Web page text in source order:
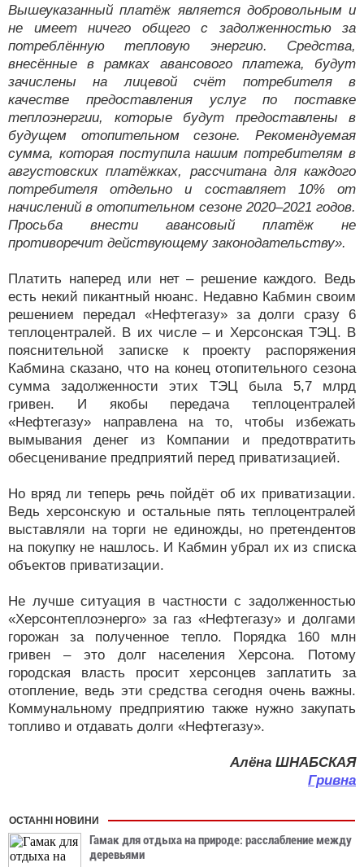
Вышеуказанный платёж является добровольным и
не имеет ничего общего с задолженностью за
потреблённую тепловую энергию. Средства,
внесённые в рамках авансового платежа, будут
зачислены на лицевой счёт потребителя в
качестве предоставления услуг по поставке
теплоэнергии, которые будут предоставлены в
будущем отопительном сезоне. Рекомендуемая
сумма, которая поступила нашим потребителям в
августовских платёжках, рассчитана для каждого
потребителя отдельно и составляет 10% от
начислений в отопительном сезоне 2020–2021 годов.
Просьба внести авансовый платёж не
противоречит действующему законодательству».
Платить наперед или нет – решение каждого. Ведь
есть некий пикантный нюанс. Недавно Кабмин своим
решением передал «Нефтегазу» за долги сразу 6
теплоцентралей. В их числе – и Херсонская ТЭЦ. В
пояснительной записке к проекту распоряжения
Кабмина сказано, что на конец отопительного сезона
сумма задолженности этих ТЭЦ была 5,7 млрд
гривен. И якобы передача теплоцентралей
«Нефтегазу» направлена на то, чтобы избежать
вымывания денег из Компании и предотвратить
обесценивание предприятий перед приватизацией.
Но вряд ли теперь речь пойдёт об их приватизации.
Ведь херсонскую и остальные пять теплоцентралей
выставляли на торги не единожды, но претендентов
на покупку не нашлось. И Кабмин убрал их из списка
объектов приватизации.
Не лучше ситуация в частности с задолженностью
«Херсонтеплоэнерго» за газ «Нефтегазу» и долгами
горожан за полученное тепло. Порядка 160 млн
гривен – это долг населения Херсона. Потому
городская власть просит херсонцев заплатить за
отопление, ведь эти средства сегодня очень важны.
Коммунальному предприятию также нужно закупать
топливо и отдавать долги «Нефтегазу».
Алёна ШНАБСКАЯ
Гривна
ОСТАННІ НОВИНИ
Гамак для отдыха на природе: расслабление между
деревьями